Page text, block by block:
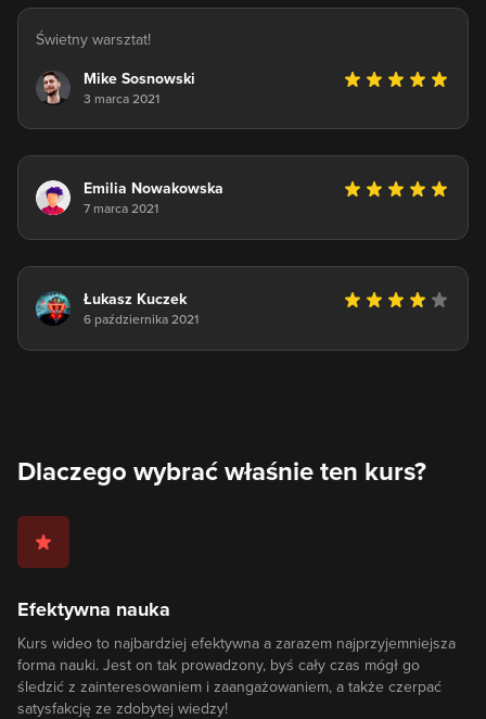
Świetny warsztat!
Mike Sosnowski
3 marca 2021
Emilia Nowakowska
7 marca 2021
Łukasz Kuczek
6 października 2021
Dlaczego wybrać właśnie ten kurs?
Efektywna nauka
Kurs wideo to najbardziej efektywna a zarazem najprzyjemniejsza
forma nauki. Jest on tak prowadzony, byś cały czas mógł go
śledzić z zainteresowaniem i zaangażowaniem, a także czerpać
satysfakcję ze zdobytej wiedzy!